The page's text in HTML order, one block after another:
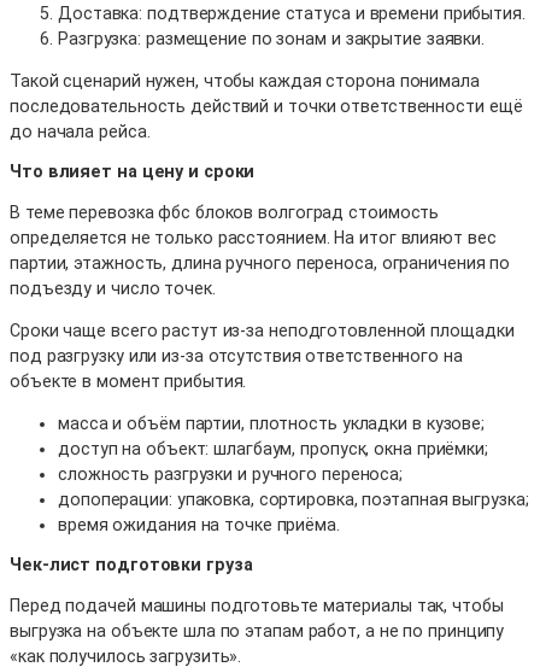
Доставка: подтверждение статуса и времени прибытия.
Разгрузка: размещение по зонам и закрытие заявки.
Такой сценарий нужен, чтобы каждая сторона понимала
последовательность действий и точки ответственности ещё
до начала рейса.
Что влияет на цену и сроки
В теме перевозка фбс блоков волгоград стоимость
определяется не только расстоянием. На итог влияют вес
партии, этажность, длина ручного переноса, ограничения по
подъезду и число точек.
Сроки чаще всего растут из-за неподготовленной площадки
под разгрузку или из-за отсутствия ответственного на
объекте в момент прибытия.
масса и объём партии, плотность укладки в кузове;
доступ на объект: шлагбаум, пропуск, окна приёмки;
сложность разгрузки и ручного переноса;
допоперации: упаковка, сортировка, поэтапная выгрузка;
время ожидания на точке приёма.
Чек-лист подготовки груза
Перед подачей машины подготовьте материалы так, чтобы
выгрузка на объекте шла по этапам работ, а не по принципу
«как получилось загрузить».